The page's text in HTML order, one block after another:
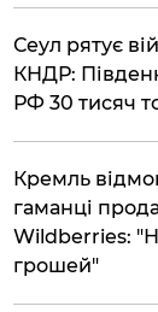
​Сеул рятує
КНДР:
РФ 30 тисяч
​Кремль
гаманці
Wildberries:
грошей"